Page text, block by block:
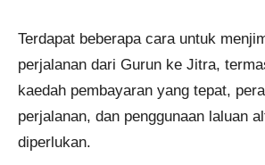
Terdapat beberapa cara untuk
perjalanan dari Gurun ke Jitra,
kaedah pembayaran yang tepat,
perjalanan, dan penggunaan laluan
diperlukan.